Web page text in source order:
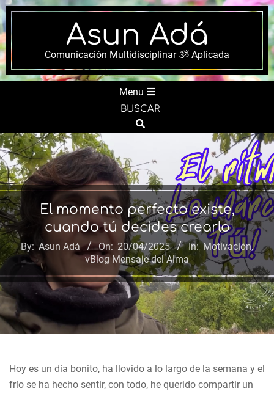
Skip
to
content
Asun Adá
Comunicación Multidisciplinar ૐ Aplicada
Menu
BUSCAR
Search
El momento perfecto existe,
cuando tú decides crearlo
By: Asun Adá On: 20/04/2025 In: Motivación,
vBlog Mensaje del Alma
Hoy es un día bonito, ha llovido a lo largo de la semana y el
frío se ha hecho sentir, con todo, he querido compartir un